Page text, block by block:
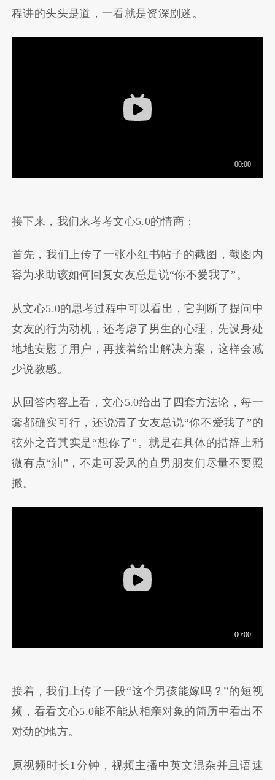
程讲的头头是道，一看就是资深剧迷。
接下来，我们来考考文心5.0的情商：
首先，我们上传了一张小红书帖子的截图，截图内
容为求助该如何回复女友总是说“你不爱我了”。
从文心5.0的思考过程中可以看出，它判断了提问中
女友的行为动机，还考虑了男生的心理，先设身处
地地安慰了用户，再接着给出解决方案，这样会减
少说教感。
从回答内容上看，文心5.0给出了四套方法论，每一
套都确实可行，还说清了女友总说“你不爱我了”的
弦外之音其实是“想你了”。就是在具体的措辞上稍
微有点“油”，不走可爱风的直男朋友们尽量不要照
搬。
接着，我们上传了一段“这个男孩能嫁吗？”的短视
频，看看文心5.0能不能从相亲对象的简历中看出不
对劲的地方。
原视频时长1分钟，视频主播中英文混杂并且语速